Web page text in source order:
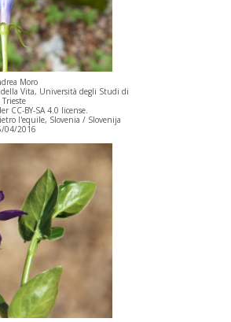
Moro
Vita, Università degli Studi di
Trieste
CC-BY-SA 4.0 license.
l'equile, Slovenia / Slovenija
04/2016